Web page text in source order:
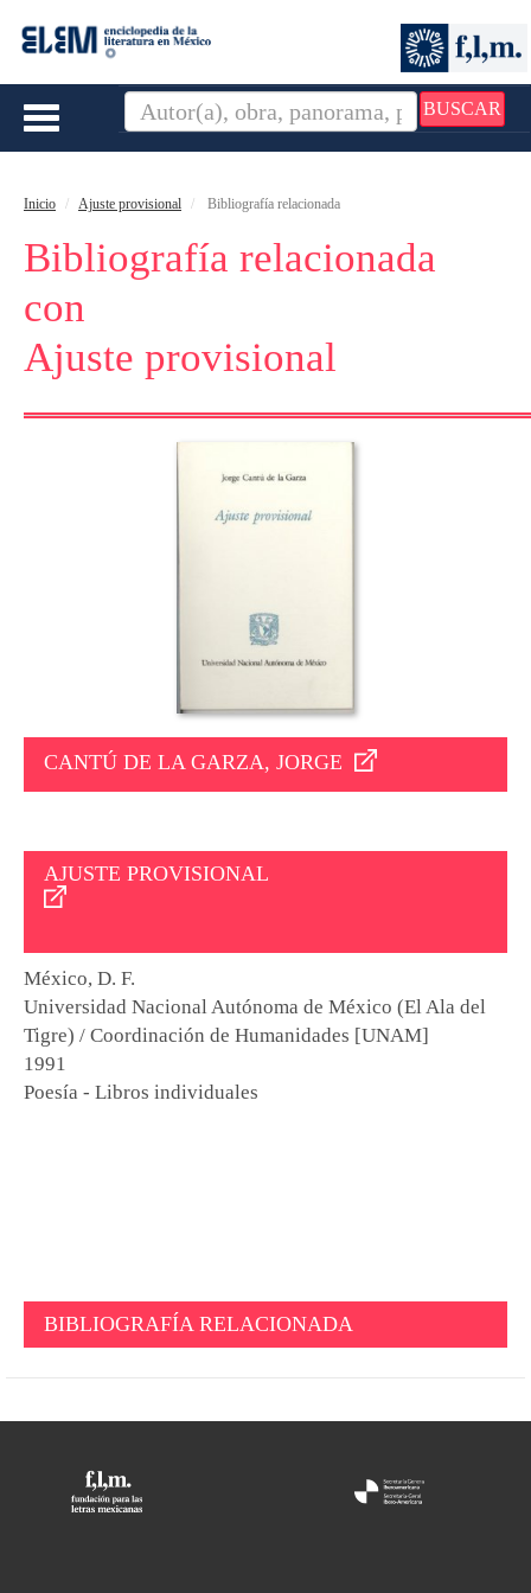
BUSCAR
Toggle
Inicio Ajuste provisional Bibliografía relacionada
Bibliografía relacionada
con
Ajuste provisional
CANTÚ DE LA GARZA, JORGE
AJUSTE PROVISIONAL
México, D. F.
Universidad Nacional Autónoma de México (El Ala del
Tigre) / Coordinación de Humanidades [UNAM]
1991
Poesía - Libros individuales
BIBLIOGRAFÍA RELACIONADA